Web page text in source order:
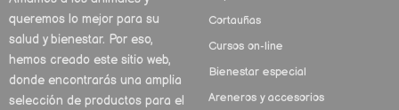
queremos lo mejor para su
salud y bienestar. Por eso,
hemos creado este sitio web,
donde encontrarás una amplia
selección de productos para el
Cortauñas
Cursos on-line
Bienestar especial
Areneros y accesorios